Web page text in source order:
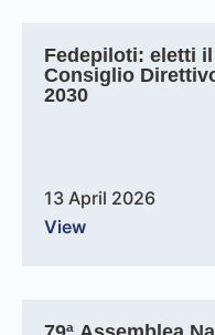
Fedepiloti: eletti
Consiglio
2030
13 April 2026
View